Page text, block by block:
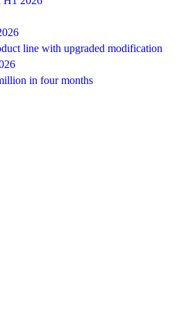
line with upgraded modification
in four months